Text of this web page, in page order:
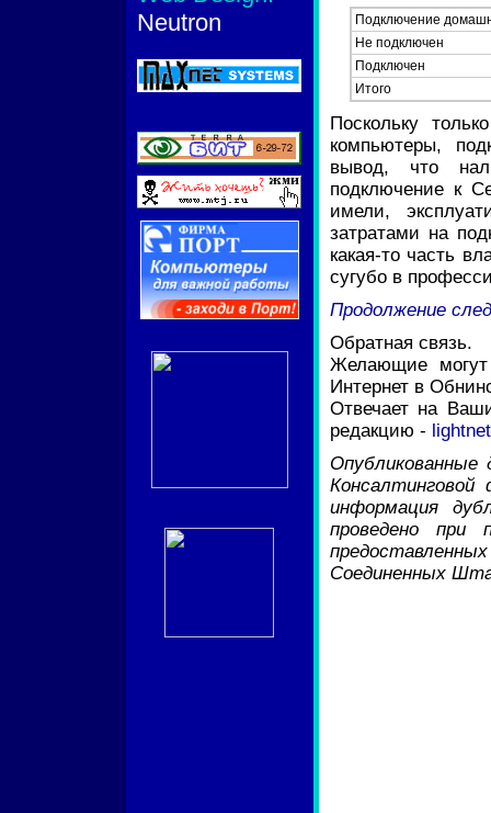
Neutron
Подключение
Не подключен
Подключен
Итого
Поскольку
компьютеры,
вывод, что
подключение к
имели,
затратами на
какая-то часть
сугубо в
Продолжение
Обратная связь.
Желающие
Интернет в
Отвечает на
редакцию -
Консалтинговой
информация
проведено при
Соединенных